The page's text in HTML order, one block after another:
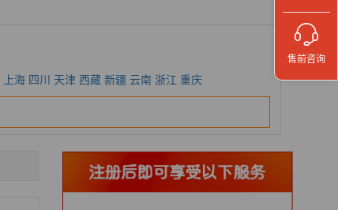
售前咨询
上海 四川 天津 西藏 新疆 云南 浙江 重庆